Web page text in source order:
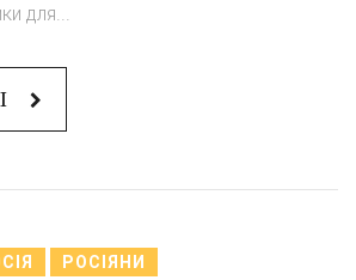
для...
РОСІЯНИ